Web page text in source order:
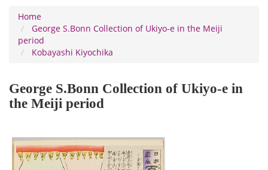
Home
George S.Bonn Collection of Ukiyo-e in the Meiji
period
Kobayashi Kiyochika
George S.Bonn Collection of Ukiyo-e in
the Meiji period